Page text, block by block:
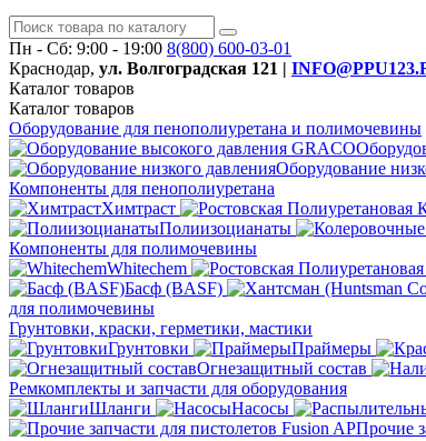
Пн - Сб: 9:00 - 19:00 8(800) 600-03-01
Краснодар, ул. Волгоградская 121 |
Каталог товаров
Каталог товаров
Оборудование для пенополиуретана и полимочевины
Оборудование
Компоненты для пенополиуретана
Химтраст
Полиизоцианаты
Компоненты для полимочевины
Whitechem
Басф (BASF)
для полимочевины
Грунтовки, краски, герметики, мастики
Грунтовки
Праймеры
Огнезащитный состав
Ремкомплекты и запчасти для оборудования
Шланги
Насосы
Прочие